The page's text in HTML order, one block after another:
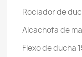
Rociador de
Alcachofa de
Flexo de ducha